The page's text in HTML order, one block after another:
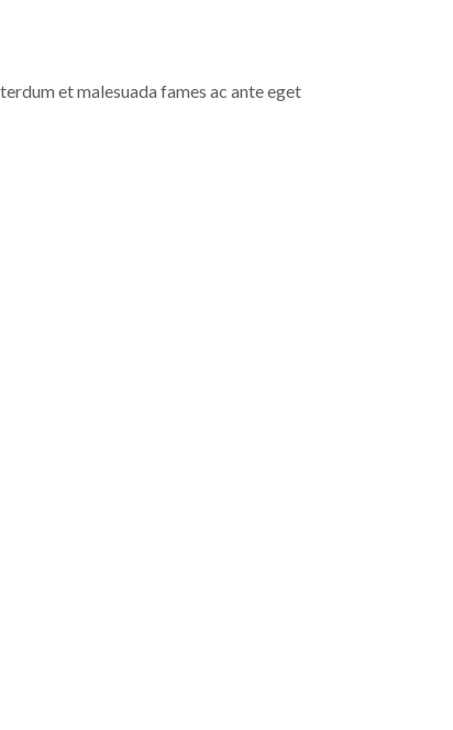
et malesuada fames ac ante eget